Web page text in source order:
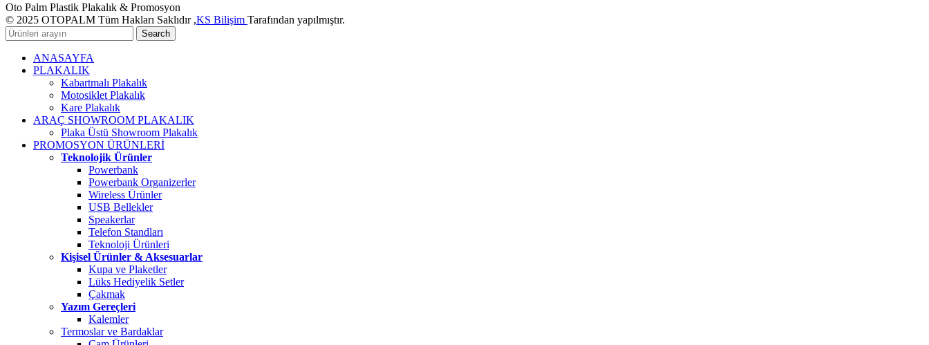
Oto Palm Plastik Plakalık & Promosyon
© 2025 OTOPALM Tüm Hakları Saklıdır ,KS Bilişim Tarafından yapılmıştır.
Search
ANASAYFA
PLAKALIK
Kabartmalı Plakalık
Motosiklet Plakalık
Kare Plakalık
ARAÇ SHOWROOM PLAKALIK
Plaka Üstü Showroom Plakalık
PROMOSYON ÜRÜNLERİ
Teknolojik Ürünler
Powerbank
Powerbank Organizerler
Wireless Ürünler
USB Bellekler
Speakerlar
Telefon Standları
Teknoloji Ürünleri
Kişisel Ürünler & Aksesuarlar
Kupa ve Plaketler
Lüks Hediyelik Setler
Çakmak
Yazım Gereçleri
Kalemler
Termoslar ve Bardaklar